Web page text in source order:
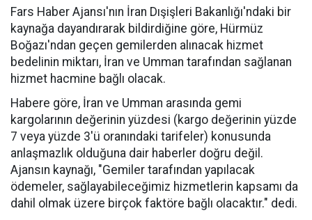
Fars Haber Ajansı'nın İran Dışişleri Bakanlığı'ndaki bir
kaynağa dayandırarak bildirdiğine göre, Hürmüz
Boğazı'ndan geçen gemilerden alınacak hizmet
bedelinin miktarı, İran ve Umman tarafından sağlanan
hizmet hacmine bağlı olacak.
Habere göre, İran ve Umman arasında gemi
kargolarının değerinin yüzdesi (kargo değerinin yüzde
7 veya yüzde 3'ü oranındaki tarifeler) konusunda
anlaşmazlık olduğuna dair haberler doğru değil.
Ajansın kaynağı, "Gemiler tarafından yapılacak
ödemeler, sağlayabileceğimiz hizmetlerin kapsamı da
dahil olmak üzere birçok faktöre bağlı olacaktır." dedi.